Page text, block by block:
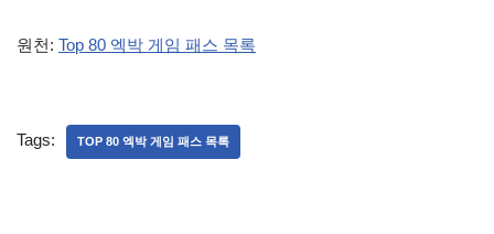
원천: Top 80 엑박 게임 패스 목록
Tags: TOP 80 엑박 게임 패스 목록